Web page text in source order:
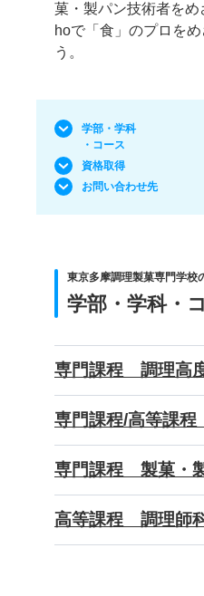
菓・製パン技術者を
hoで「食」のプロを
う。
学部・学科
・コース
資格取得
お問い合わせ先
東京多摩調理製菓専門学校
学部・学科・
専門課程 調理高
専門課程/高等課
専門課程 製菓・
高等課程 調理師